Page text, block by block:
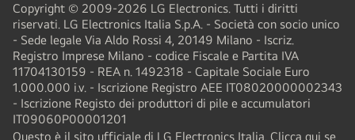
Copyright © 2009-2026 LG Electronics. Tutti i diritti
riservati. LG Electronics Italia S.p.A. - Società con socio unico
- Sede legale Via Aldo Rossi 4, 20149 Milano - Iscriz.
Registro Imprese Milano - codice Fiscale e Partita IVA
11704130159 - REA n. 1492318 - Capitale Sociale Euro
1.000.000 i.v. - Iscrizione Registro AEE IT08020000002343​
- Iscrizione Registo dei produttori di pile e accumulatori
IT09060P00001201
Questo è il sito ufficiale di LG Electronics Italia. Clicca qui se